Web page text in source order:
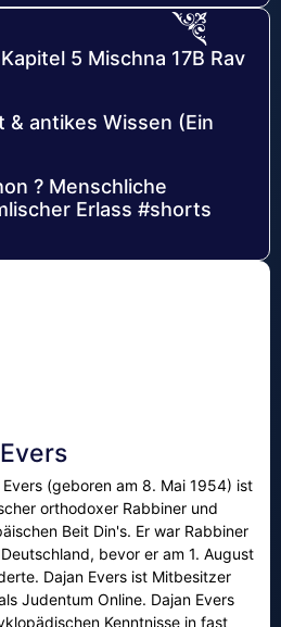
5 Mischna 17B Rav
& antikes Wissen (Ein
? Menschliche
Erlass #shorts
Evers (geboren am 8. Mai 1954) ist
orthodoxer Rabbiner und
Beit Din's. Er war Rabbiner
bevor er am 1. August
Dajan Evers ist Mitbesitzer
Judentum Online. Dajan Evers
Kenntnisse in fast